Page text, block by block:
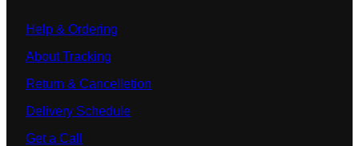
Help & Ordering
About Tracking
Return & Cancelletion
Delivery Schedule
Get a Call